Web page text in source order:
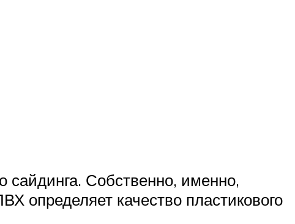
сайдинга. Собственно, именно,
определяет качество пластикового